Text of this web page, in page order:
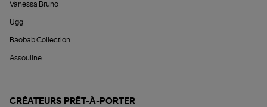
Vanessa Bruno
Ugg
Baobab Collection
Assouline
CRÉATEURS PRÊT-À-PORTER